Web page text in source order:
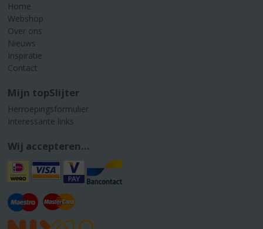
Home
Webshop
Over ons
Nieuws
Inspiratie
Contact
Mijn topSlijter
Herroepingsformulier
Interessante links
Wij accepteren...